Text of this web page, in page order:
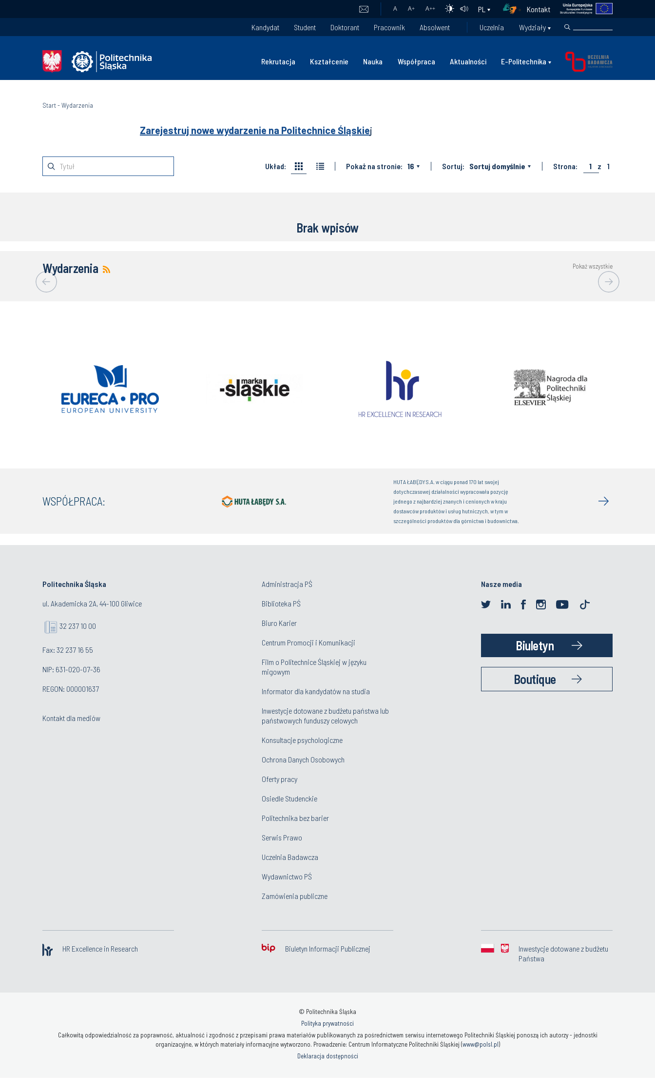
A A+ A++ PL
Kontakt
Kandydat
Student Doktorant Pracownik Absolwent Uczelnia Wydziały
Rekrutacja Kształcenie Nauka Współpraca Aktualności E-Politechnika
Start-Wydarzenia
Zarejestruj nowe wydarzenie na Politechnice Śląskiej
Układ: Pokaż na stronie: 16 Sortuj: Sortuj domyślnie Strona: 1 z 1
Brak wpisów
Wydarzenia Pokaż wszystkie
WSPÓŁPRACA:
HUTA ŁABĘDY S.A. w ciągu ponad 170 lat swojej
dotychczasowej działalności wypracowała pozycję
jednego z najbardziej znanych i cenionych w kraju
dostawców produktów i usług hutniczych, w tym w
szczególności produktów dla górnictwa i budownictwa.
Politechnika Śląska
ul. Akademicka 2A, 44-100 Gliwice
32 237 10 00
Fax: 32 237 16 55
NIP: 631-020-07-36
REGON: 000001637
Kontakt dla mediów
Administracja PŚ
Biblioteka PŚ
Biuro Karier
Centrum Promocji i Komunikacji
Film o Politechnice Śląskiej w języku
migowym
Informator dla kandydatów na studia
Inwestycje dotowane z budżetu państwa lub
państwowych funduszy celowych
Konsultacje psychologiczne
Ochrona Danych Osobowych
Oferty pracy
Osiedle Studenckie
Politechnika bez barier
Serwis Prawo
Uczelnia Badawcza
Wydawnictwo PŚ
Zamówienia publiczne
Nasze media
Biuletyn
Boutique
HR Excellence in Research Biuletyn Informacji Publicznej
Inwestycje dotowane z budżetu
Państwa
© Politechnika Śląska
Polityka prywatności
Całkowitą odpowiedzialność za poprawność, aktualność i zgodność z przepisami prawa materiałów publikowanych za pośrednictwem serwisu internetowego Politechniki Śląskiej ponoszą ich autorzy - jednostki
organizacyjne, w których materiały informacyjne wytworzono. Prowadzenie: Centrum Informatyczne Politechniki Śląskiej (www@polsl.pl)
Deklaracja dostępności